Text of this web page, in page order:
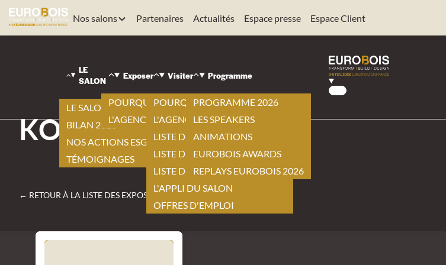
Nos salons Partenaires Actualités Espace presse Espace Client
LISTE DES EXPOSANTS
KORASIT
← RETOUR À LA LISTE DES EXPOSANTS
LE
SALON
LE SALON 2026
BILAN 2026
NOS ACTIONS ESG
TÉMOIGNAGES
Exposer
POURQUOI EXPOSER ?
L'AGENCEMENT BY EUROBOIS
Visiter
POURQUOI VISITER ?
L'AGENCEMENT BY EUROBOIS
LISTE DES EXPOSANTS
LISTE DES NOUVEAUTÉS
LISTE DES PRODUITS
L'APPLI DU SALON
OFFRES D'EMPLOI
Programme
PROGRAMME 2026
LES SPEAKERS
ANIMATIONS
EUROBOIS AWARDS
REPLAYS EUROBOIS 2026